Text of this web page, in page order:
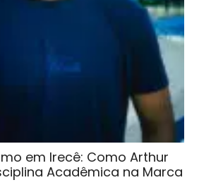
em Irecê: Como Arthur
Acadêmica na Marca